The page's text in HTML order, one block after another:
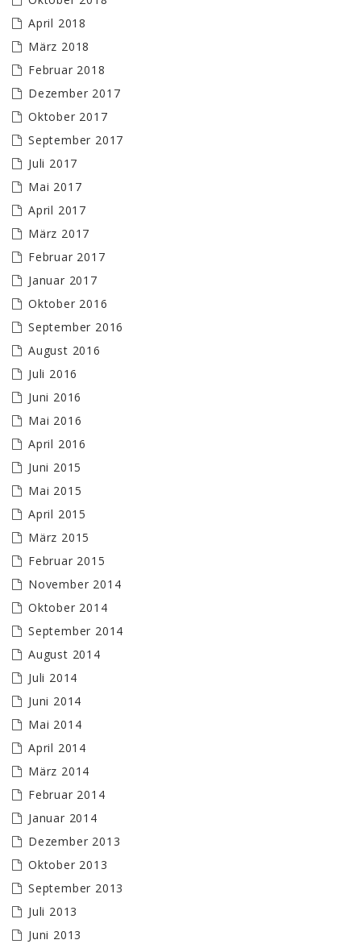
April 2018
März 2018
Februar 2018
Dezember 2017
Oktober 2017
September 2017
Juli 2017
Mai 2017
April 2017
März 2017
Februar 2017
Januar 2017
Oktober 2016
September 2016
August 2016
Juli 2016
Juni 2016
Mai 2016
April 2016
Juni 2015
Mai 2015
April 2015
März 2015
Februar 2015
November 2014
Oktober 2014
September 2014
August 2014
Juli 2014
Juni 2014
Mai 2014
April 2014
März 2014
Februar 2014
Januar 2014
Dezember 2013
Oktober 2013
September 2013
Juli 2013
Juni 2013